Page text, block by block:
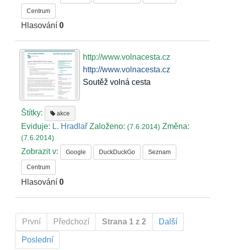
Centrum
Hlasování0
http://www.volnacesta.cz
http://www.volnacesta.cz
Soutěž volná cesta
Štítky: akce
Eviduje: L. Hradlař Založeno:(7.6.2014)Změna:
(7.6.2014)
Zobrazit v: Google DuckDuckGo Seznam
Centrum
Hlasování0
První Předchozí Strana 1 z 2 Další
Poslední